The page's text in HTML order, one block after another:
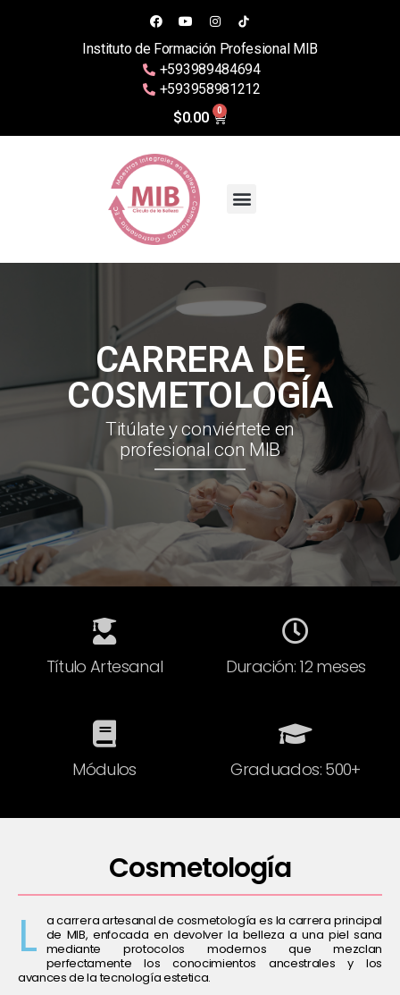
Instituto de Formación Profesional MIB
+593989484694
+593958981212
$0.00 0
CARRERA DE
COSMETOLOGÍA
Titúlate y conviértete en
profesional con MIB
Título Artesanal Duración: 12 meses
Módulos Graduados: 500+
Cosmetología
L a carrera artesanal de cosmetología es la carrera principal
de MIB, enfocada en devolver la belleza a una piel sana
mediante protocolos modernos que mezclan
perfectamente los conocimientos ancestrales y los
avances de la tecnología estetica.